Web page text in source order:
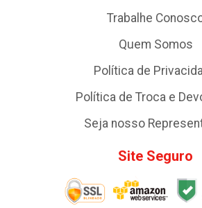
Trabalhe
Quem Somos
Política de
Política de Troca e
Seja nosso
Site Seguro